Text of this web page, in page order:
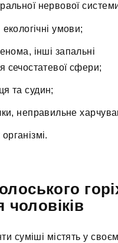
нервової
умови;
інші запальні
сечостатевої сфери;
та судин;
неправильне
суміші містять у